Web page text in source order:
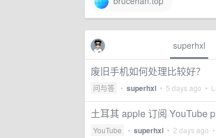
superhxl
废旧手机如何处理比较好？
问与答 • superhxl • 5 days ago •
土耳其 apple 订阅 YouTube
YouTube • superhxl • 2 days ago